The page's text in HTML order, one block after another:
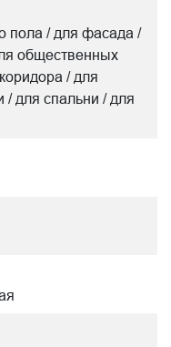
пола / для фасада /
общественных
/ для
/ для спальни / для